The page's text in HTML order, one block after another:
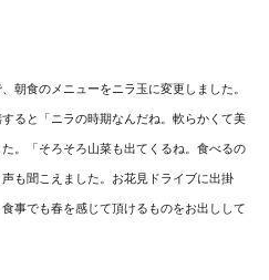
朝食のメニューをニラ玉に変更しました。
ると「 ニラの時期なんだね。軟らかくて美
。「そろそろ山菜も出てくるね。 食べるの
も聞こえました。 お花見ドライブに出掛
食事でも春を感じて頂けるものをお出しして